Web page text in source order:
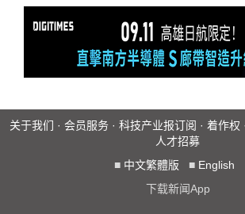
关于我们 · 会员服务 · 科技产业报订阅 · 着作权 ·
人才招募
■ 中文繁體版 ■ English
下载新闻App